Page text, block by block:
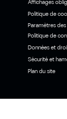
Affichages
Politique de
Paramètres
Politique de
Données et
Sécurité et
Plan du site